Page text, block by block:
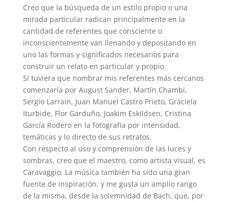
Creo que la búsqueda de un estilo propio o una
mirada particular radican principalmente en la
cantidad de referentes que consciente o
inconscientemente van llenando y depositando en
uno las formas y significados necesarios para
construir un relato en particular y propio.
Si tuviera que nombrar mis referentes más cercanos
comenzaría por August Sander, Martín Chambi,
Sergio Larraín, Juan Manuel Castro Prieto, Graciela
Iturbide, Flor Garduño, Joakim Eskildsen, Cristina
García Rodero en la fotografía por intensidad,
temáticas y lo directo de sus retratos.
Con respecto al uso y comprensión de las luces y
sombras, creo que el maestro, como artista visual, es
Caravaggio. La música también ha sido una gran
fuente de inspiración, y me gusta un amplio rango
de la misma, desde la solemnidad de Bach, que, por